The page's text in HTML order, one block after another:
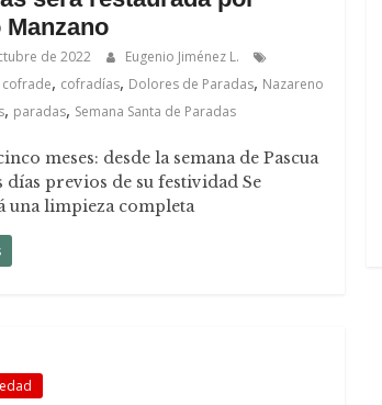
Manzano
de 2022
Eugenio Jiménez L.
cofrade, cofradías, Dolores de Paradas, Nazareno
, paradas, Semana Santa de Paradas
meses: desde la semana de Pascua
días previos de su festividad Se
una limpieza completa